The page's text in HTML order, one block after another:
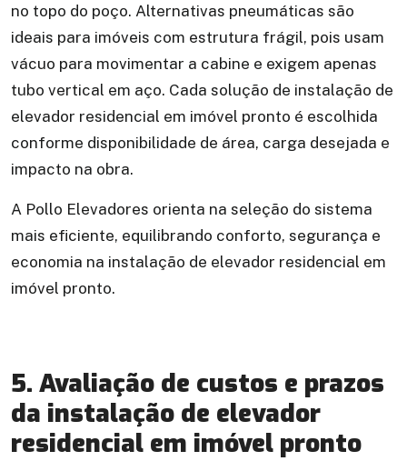
no topo do poço. Alternativas pneumáticas são
ideais para imóveis com estrutura frágil, pois usam
vácuo para movimentar a cabine e exigem apenas
tubo vertical em aço. Cada solução de instalação de
elevador residencial em imóvel pronto é escolhida
conforme disponibilidade de área, carga desejada e
impacto na obra.
A Pollo Elevadores orienta na seleção do sistema
mais eficiente, equilibrando conforto, segurança e
economia na instalação de elevador residencial em
imóvel pronto.
5. Avaliação de custos e prazos
da instalação de elevador
residencial em imóvel pronto